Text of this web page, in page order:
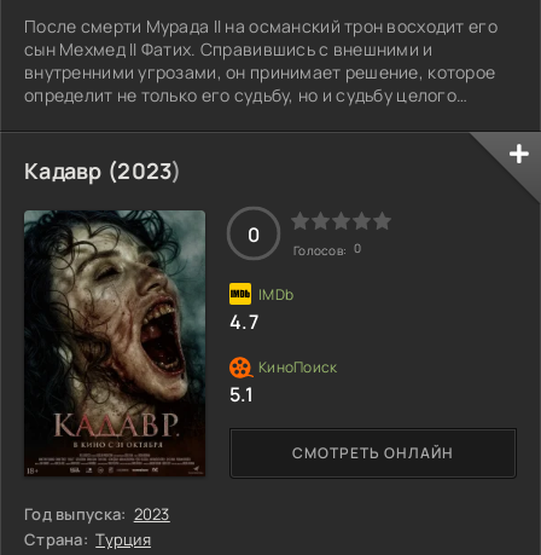
После смерти Мурада II на османский трон восходит его
сын Мехмед II Фатих. Справившись с внешними и
внутренними угрозами, он принимает решение, которое
определит не только его судьбу, но и судьбу целого
станет финальной точкой в истории Византии, которая,
казалось, продлится вечно. Мехмед понимает, что это не
просто завоевание города, а шаг к созданию
могущественной империи. Что же будет дальше в этом
историческом повороте событий, и какие
Кадавр (2023)
Год выпуска: 2023
Страна: Турция
СМОТРЕТЬ ОНЛАЙН
0
Голосов: 0
4.7
5.1